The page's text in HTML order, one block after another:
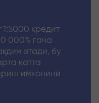
кредит
000% гача
этади, бу
катта
имконини